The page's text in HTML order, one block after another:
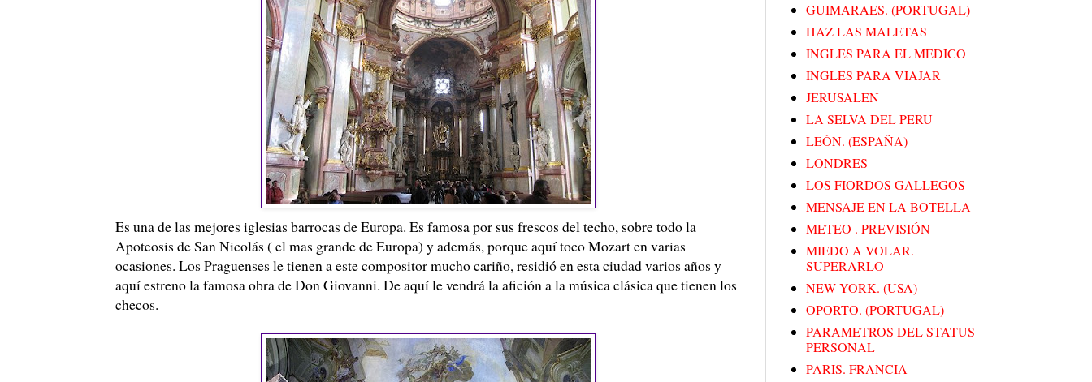
Es una de las mejores iglesias barrocas de Europa. Es famosa por sus frescos del techo, sobre todo la
Apoteosis de San Nicolás ( el mas grande de Europa) y además, porque aquí toco Mozart en varias
ocasiones. Los Praguenses le tienen a este compositor mucho cariño, residió en esta ciudad varios años y
aquí estreno la famosa obra de Don Giovanni. De aquí le vendrá la afición a la música clásica que tienen los
checos.
GUIMARAES. (PORTUGAL)
HAZ LAS MALETAS
INGLES PARA EL MEDICO
INGLES PARA VIAJAR
JERUSALEN
LA SELVA DEL PERU
LEÓN. (ESPAÑA)
LONDRES
LOS FIORDOS GALLEGOS
MENSAJE EN LA BOTELLA
METEO . PREVISIÓN
MIEDO A VOLAR.
SUPERARLO
NEW YORK. (USA)
OPORTO. (PORTUGAL)
PARAMETROS DEL STATUS
PERSONAL
PARIS. FRANCIA